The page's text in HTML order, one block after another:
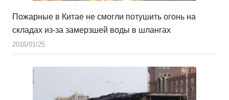
Пожарные в Китае не смогли потушить огонь на
складах из-за замерзшей воды в шлангах
2016/01/25